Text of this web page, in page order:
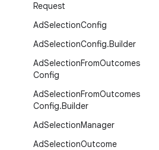
Request
AdSelectionConfig
AdSelectionConfig.Builder
AdSelectionFromOutcomes
Config
AdSelectionFromOutcomes
Config.Builder
AdSelectionManager
AdSelectionOutcome